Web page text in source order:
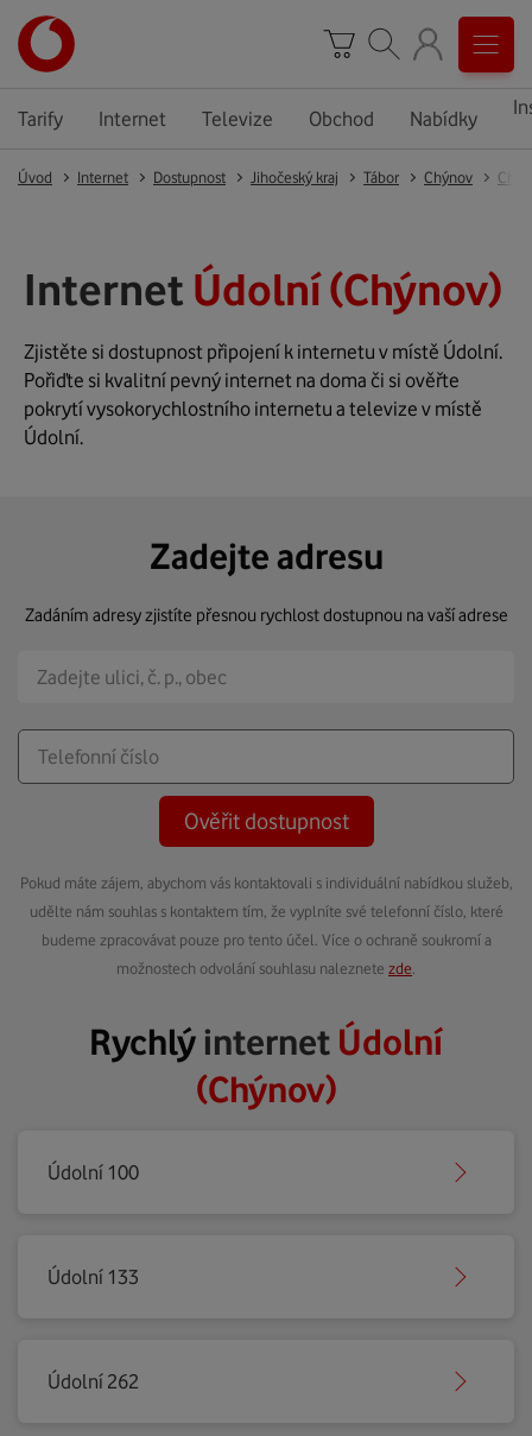
Tarify Internet Televize Obchod Nabídky
Úvod Internet Dostupnost Jihočeský kraj Tábor Chýnov
Internet Údolní (Chýnov)
Zjistěte si dostupnost připojení k internetu v místě Údolní.
Pořiďte si kvalitní pevný internet na doma či si ověřte
pokrytí vysokorychlostního internetu a televize v místě
Údolní.
Zadejte adresu
Zadáním adresy zjistíte přesnou rychlost dostupnou na vaší adrese
Ověřit dostupnost
Pokud máte zájem, abychom vás kontaktovali s individuální nabídkou služeb,
udělte nám souhlas s kontaktem tím, že vyplníte své telefonní číslo, které
budeme zpracovávat pouze pro tento účel. Více o ochraně soukromí a
možnostech odvolání souhlasu naleznete zde
Rychlýinternet Údolní
(Chýnov)
Údolní 100
Údolní 133
Údolní 262